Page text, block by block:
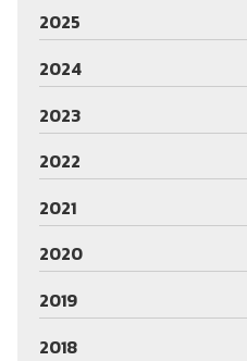
2025
2024
2023
2022
2021
2020
2019
2018